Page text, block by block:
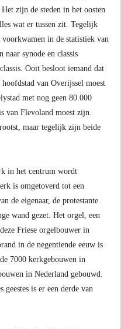
zijn de steden in het oosten
wat er tussen zit. Tegelijk
in de statistiek van
naar synode en classis
Ooit besloot iemand dat
van Overijssel moest
met nog geen 80.000
van Flevoland moest zijn.
maar tegelijk zijn beide
in het centrum wordt
is omgetoverd tot een
de eigenaar, de protestante
wand gezet. Het orgel, een
Friese orgelbouwer in
in de negentiende eeuw is
7000 kerkgebouwen in
in Nederland gebouwd.
is er een derde van